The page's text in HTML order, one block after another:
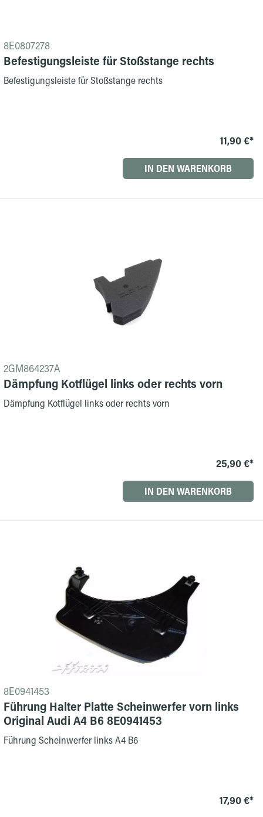
8E0807278
Befestigungsleiste für Stoßstange rechts
Befestigungsleiste für Stoßstange rechts
11,90 €*
IN DEN WARENKORB
2GM864237A
Dämpfung Kotflügel links oder rechts vorn
Dämpfung Kotflügel links oder rechts vorn
25,90 €*
IN DEN WARENKORB
8E0941453
Führung Halter Platte Scheinwerfer vorn links
Original Audi A4 B6 8E0941453
Führung Scheinwerfer links A4 B6
17,90 €*